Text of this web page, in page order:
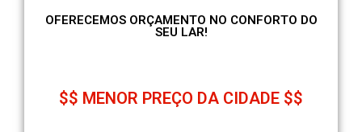
OFERECEMOS ORÇAMENTO NO CONFORTO DO
SEU LAR!
$$ MENOR PREÇO DA CIDADE $$